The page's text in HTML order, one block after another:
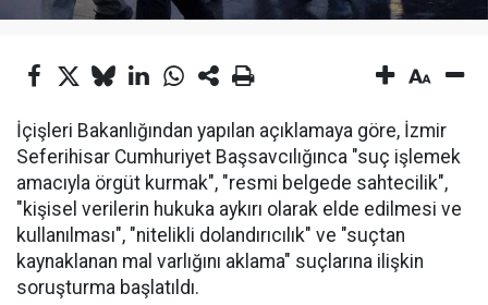
İçişleri Bakanlığından yapılan açıklamaya göre, İzmir
Seferihisar Cumhuriyet Başsavcılığınca "suç işlemek
amacıyla örgüt kurmak", "resmi belgede sahtecilik",
"kişisel verilerin hukuka aykırı olarak elde edilmesi ve
kullanılması", "nitelikli dolandırıcılık" ve "suçtan
kaynaklanan mal varlığını aklama" suçlarına ilişkin
soruşturma başlatıldı.